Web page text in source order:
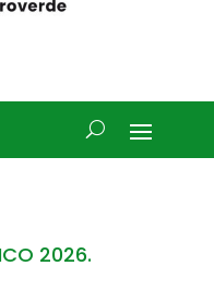
2026.